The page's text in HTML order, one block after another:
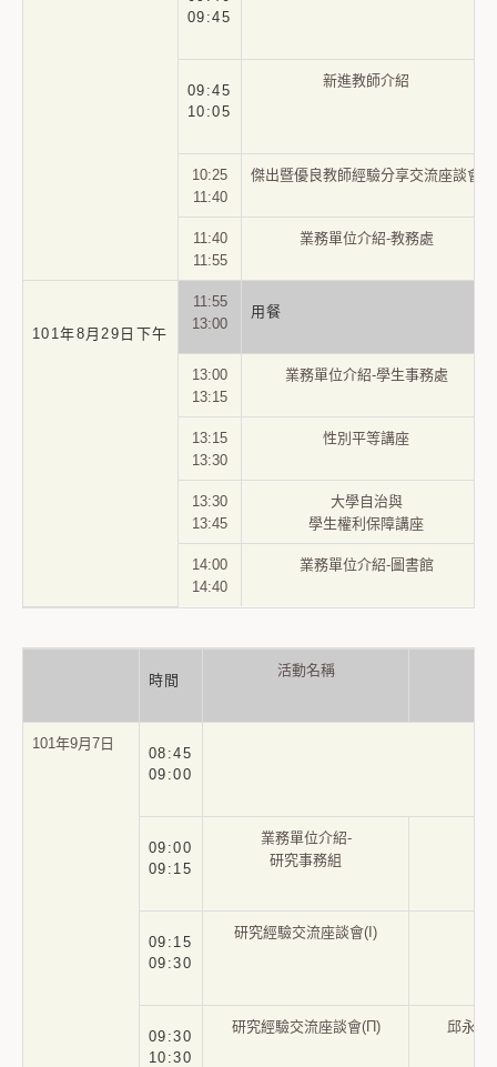
09:45
09 :45
10:05
新進教師介紹
10:25
11:40
傑出暨優良教師經驗分享交流座談會
11:40
11:55
業務單位介紹-教務處
101年8月29日下午
11:55
13:00
用餐
13:00
13:15
業務單位介紹-學生事務處
13:15
13:30
性別平等講座
13:30
13:45
大學自治與
學生權利保障講座
14:00
14:40
業務單位介紹-圖書館
時間
活動名稱
101年9月7日
08:45
09:00
09:00
09:15
業務單位介紹-
研究事務組
09:15
09:30
研究經驗交流座談會(Ι)
09 :30
10:30
研究經驗交流座談會(Π) 邱永和